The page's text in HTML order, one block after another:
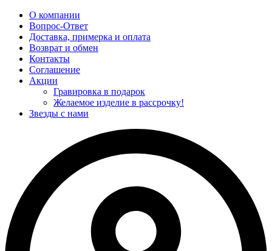
О компании
Вопрос-Ответ
Доставка, примерка и оплата
Возврат и обмен
Контакты
Соглашение
Акции
Гравировка в подарок
Желаемое изделие в рассрочку!
Звезды с нами